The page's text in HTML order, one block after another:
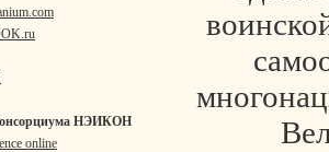
НЭИКОН
online